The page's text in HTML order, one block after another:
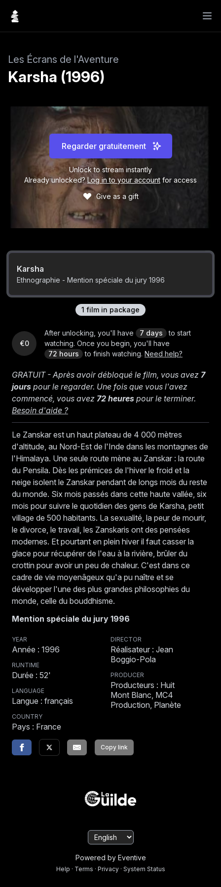
Les Écrans de l'Aventure
Karsha (1996)
Regarder gratuitement
Unlock to stream instantly
Already unlocked? Log in to your account for access
Give as a gift
1 film in package
Karsha
Ethnographie - Mention spéciale du jury 1996
€0
After unlocking, you'll have 7 days
to start
watching. Once you begin, you'll have
72 hours
to finish watching. Need help?
GRATUIT - Après avoir débloqué le film, vous avez 7
jours pour le regarder. Une fois que vous l'avez
commencé, vous avez 72 heures pour le terminer.
Besoin d'aide ?
Le Zanskar est un haut plateau de 4 000 mètres
d'altitude, au Nord-Est de l'Inde dans les montagnes de
l'Himalaya. Une seule route mène au Zanskar : la route
du Pensila. Dès les prémices de l'hiver le froid et la
neige isolent le Zanskar pendant de longs mois du reste
du monde. Six mois passés dans cette haute vallée, six
mois pour suivre le quotidien des gens de Karsha, petit
village de 500 habitants. La sexualité, la peur de mourir,
le divorce, le travail, les Zanskaris ont des pensées
modernes. Et pourtant en plein hiver il faut casser la
glace pour récupérer de l'eau à la rivière, brûler du
crottin pour avoir un peu de chaleur. C'est dans ce
cadre de vie moyenâgeux qu'a pu naître et se
développer l'une des plus grandes philosophies du
monde, celle du bouddhisme.
Mention spéciale du jury 1996
YEAR
Année : 1996
RUNTIME
Durée : 52'
LANGUAGE
Langue : français
COUNTRY
Pays : France
DIRECTOR
Réalisateur : Jean
Boggio-Pola
PRODUCER
Producteurs : Huit
Mont Blanc, MC4
Production, Planète
Copy link
Powered by Eventive
Help · Terms · Privacy · System Status